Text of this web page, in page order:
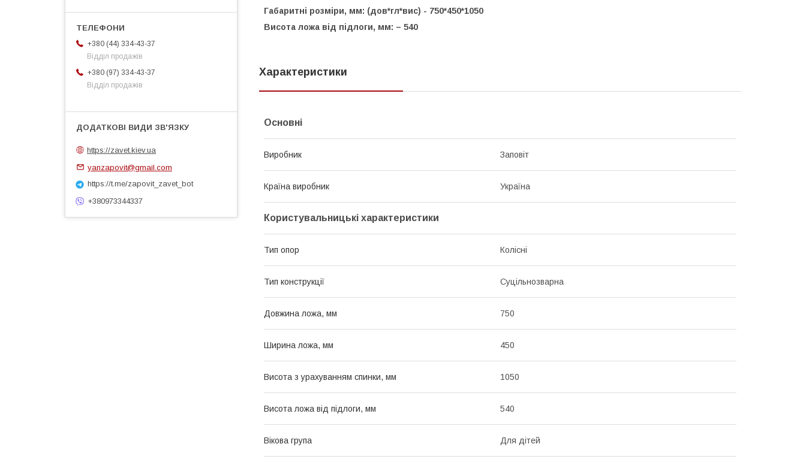
Габаритні розміри, мм: (дов*гл*вис) - 750*450*1050
Висота ложа від підлоги, мм: – 540
Характеристики
Основні
Виробник Заповіт
Країна виробник Україна
Користувальницькі характеристики
Тип опор Колісні
Тип конструкції Суцільнозварна
Довжина ложа, мм 750
Ширина ложа, мм 450
Висота з урахуванням спинки, мм 1050
Висота ложа від підлоги, мм 540
Вікова група Для дітей
+380 (44) 334-43-37
Відділ продажів
+380 (97) 334-43-37
Відділ продажів
https://zavet.kiev.ua
yanzapovit@gmail.com
https://t.me/zapovit_zavet_bot
+380973344337